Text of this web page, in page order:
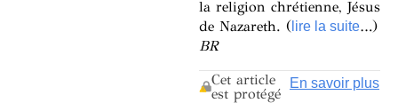
la religion chrétienne, Jésus
de Nazareth. ( lire la suite…)
BR
Cet article
est protégé
En savoir plus